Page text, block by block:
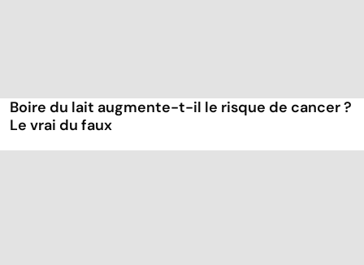
Boire du lait augmente-t-il le risque de cancer ?
Le vrai du faux